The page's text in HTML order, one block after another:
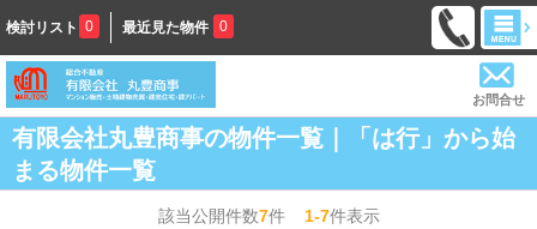
検討リスト 0 最近見た物件 0
お問合せ
有限会社丸豊商事の物件一覧｜「は行」から始
まる物件一覧
該当公開件数7件1-7件表示